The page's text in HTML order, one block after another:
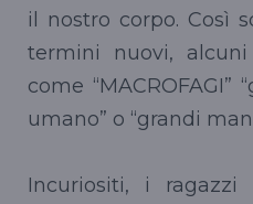
il nostro corpo. Così
termini nuovi,
come
umano” o “grandi
Incuriositi, i ragazzi